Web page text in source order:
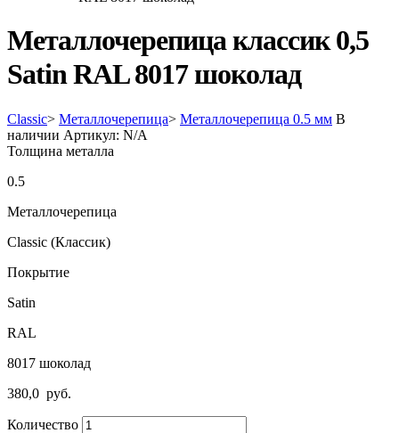
Металлочерепица классик 0,5
Satin RAL 8017 шоколад
Classic> Металлочерепица> Металлочерепица 0.5 мм В
наличии Артикул: N/A
Толщина металла
0.5
Металлочерепица
Classic (Классик)
Покрытие
Satin
RAL
8017 шоколад
380,0 руб.
Количество